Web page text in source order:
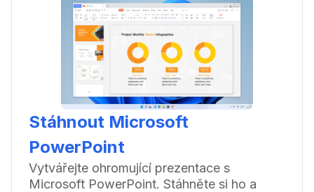
Stáhnout Microsoft
PowerPoint
Vytvářejte ohromující prezentace s
Microsoft PowerPoint. Stáhněte si ho a